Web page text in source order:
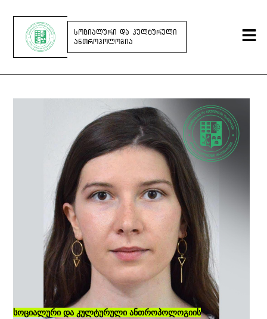
ᲡᲝᲪᲘᲐᲚᲣᲠᲘ ᲓᲐ ᲙᲣᲚᲢᲣᲠᲣᲚᲘ
ᲐᲜᲗᲠᲝᲞᲝᲚᲝᲒᲘᲐ
Სოციალური Და Კულტურული Ანთროპოლოგიის